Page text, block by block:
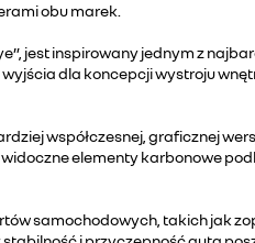
obu marek.
jest inspirowany jednym z
dla koncepcji wystroju
współczesnej, graficznej
elementy karbonowe
samochodowych, takich jak